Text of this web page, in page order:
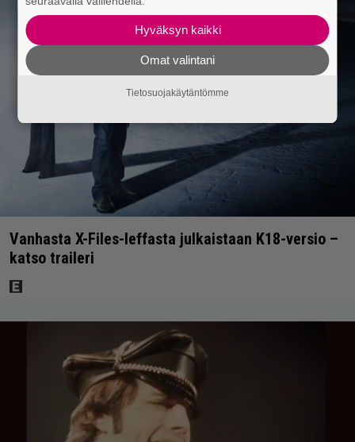
Vanhasta X-Files-leffasta julkaistaan K18-versio –
katso traileri
Hyväksyn kaikki
Omat valintani
Tietosuojakäytäntömme